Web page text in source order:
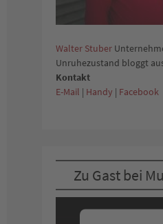
Walter Stuber
Unruhezustand bloggt
Kontakt
E-Mail | Handy | Facebook
Zu Gast bei